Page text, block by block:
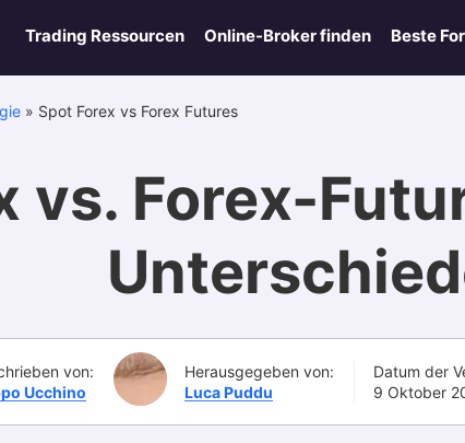
Trading Ressourcen Online-Broker finden Beste
» Spot Forex vs Forex Futures
vs. Forex-
von:
Ucchino
Herausgegeben von:
Luca Puddu
Datum der
9 Oktober